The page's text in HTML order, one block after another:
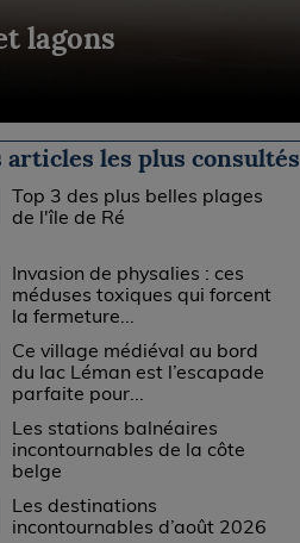
lagons
articles les plus consultés
Top 3 des plus belles plages
de l'île de Ré
Invasion de physalies : ces
méduses toxiques qui forcent
la fermeture...
Ce village médiéval au bord
du lac Léman est l’escapade
parfaite pour...
Les stations balnéaires
incontournables de la côte
belge
Les destinations
incontournables d’août 2026